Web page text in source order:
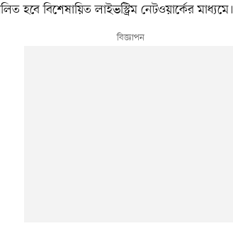
হবে বিশেষায়িত লাইভস্ট্রিম নেটওয়ার্কের মাধ্যমে।